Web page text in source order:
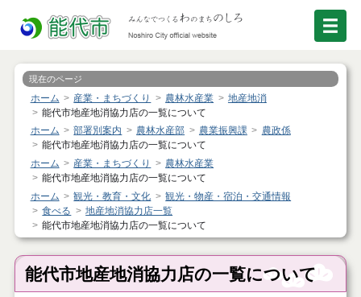
現在のページ
ホーム 産業・まちづくり 農林水産業
地産地消
能代市地産地消協力店の一覧について
ホーム
部署別案内 農林水産部 農業振興課
農政係
能代市地産地消協力店の一覧について
ホーム
産業・まちづくり
農林水産業
能代市地産地消協力店の一覧について
ホーム
観光・教育・文化
観光・物産・宿泊・交通情報
食べる
地産地消協力店一覧
能代市地産地消協力店の一覧について
能代市地産地消協力店の一覧について